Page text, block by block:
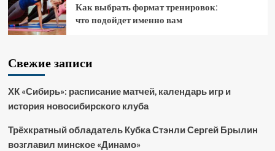
Как выбрать формат тренировок:
что подойдет именно вам
Свежие записи
ХК «Сибирь»: расписание матчей, календарь игр и
история новосибирского клуба
Трёхкратный обладатель Кубка Стэнли Сергей Брылин
возглавил минское «Динамо»